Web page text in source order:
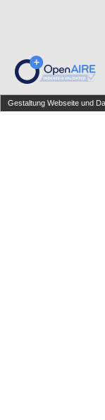
Gestaltung Webseite und